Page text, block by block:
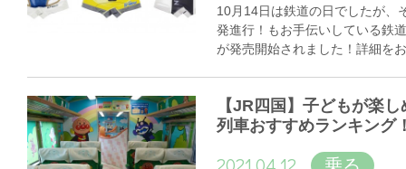
10月14日は鉄道の日でしたが、
発進行！もお手伝いしている鉄
が発売開始されました！詳細をお
【JR四国】子どもが楽
列車おすすめランキング
2021.04.12 乗る